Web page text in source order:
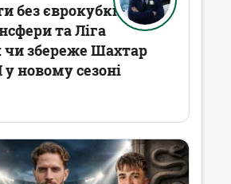
без єврокубків,
та Ліга
чи збереже Шахтар
новому сезоні